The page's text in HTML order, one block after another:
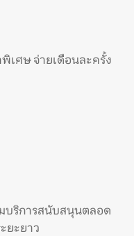
เศษ จ่ายเดือนละครั้ง
บริการสนับสนุนตลอด
ยะยาว